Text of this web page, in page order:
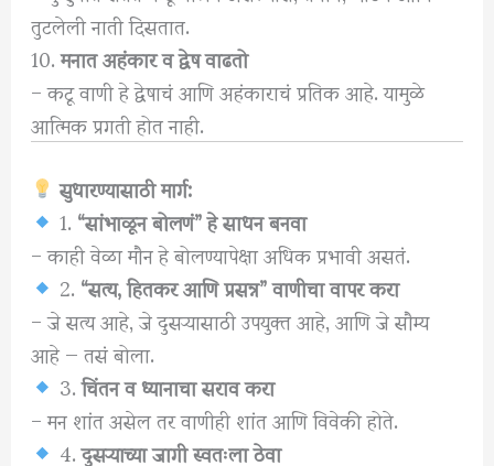
तुटलेली नाती दिसतात.
10.मनात अहंकार व द्वेष वाढतो
– कटू वाणी हे द्वेषाचं आणि अहंकाराचं प्रतिक आहे. यामुळे
आत्मिक प्रगती होत नाही.
सुधारण्यासाठी मार्ग:
1.“सांभाळून बोलणं” हे साधन बनवा
– काही वेळा मौन हे बोलण्यापेक्षा अधिक प्रभावी असतं.
2.“सत्य, हितकर आणि प्रसन्न” वाणीचा वापर करा
– जे सत्य आहे, जे दुसऱ्यासाठी उपयुक्त आहे, आणि जे सौम्य
आहे — तसं बोला.
3.चिंतन व ध्यानाचा सराव करा
– मन शांत असेल तर वाणीही शांत आणि विवेकी होते.
4.दुसऱ्याच्या जागी स्वतःला ठेवा